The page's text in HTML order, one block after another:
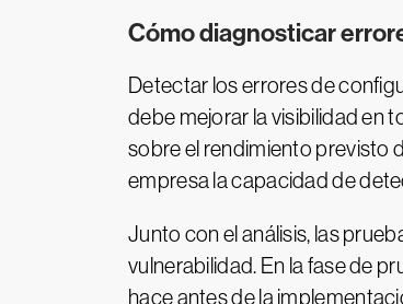
Cómo diagnosticar
Detectar los errores de
debe mejorar la visibilidad en
sobre el rendimiento previsto
empresa la capacidad de
Junto con el análisis, las
vulnerabilidad. En la fase de
hace antes de la